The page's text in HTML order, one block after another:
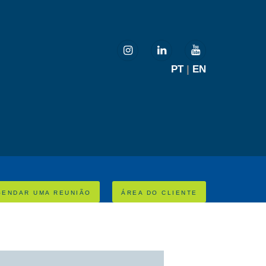
PT| EN
UMA REUNIÃO ÁREA DO CLIENTE